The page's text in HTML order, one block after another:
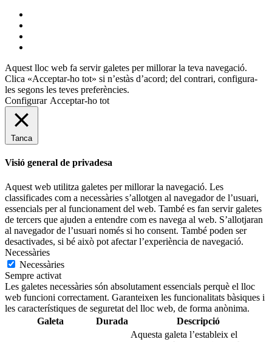
Aquest lloc web fa servir galetes per millorar la teva navegació.
Clica «Acceptar-ho tot» si n’estàs d’acord; del contrari, configura-
les segons les teves preferències.
Configurar Acceptar-ho tot
Tanca
Visió general de privadesa
Aquest web utilitza galetes per millorar la navegació. Les
classificades com a necessàries s’allotgen al navegador de l’usuari,
essencials per al funcionament del web. També es fan servir galetes
de tercers que ajuden a entendre com es navega al web. S’allotjaran
al navegador de l’usuari només si ho consent. També poden ser
desactivades, si bé això pot afectar l’experiència de navegació.
Necessàries
Necessàries
Sempre activat
Les galetes necessàries són absolutament essencials perquè el lloc
web funcioni correctament. Garanteixen les funcionalitats bàsiques i
les característiques de seguretat del lloc web, de forma anònima.
Galeta
Durada Descripció
Aquesta galeta l’estableix el